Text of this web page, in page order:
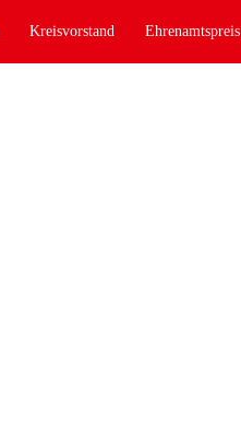
Kreisvorstand Ehrenamtspreis